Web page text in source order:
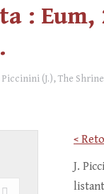
:
Piccinini (J.), The
<
J.